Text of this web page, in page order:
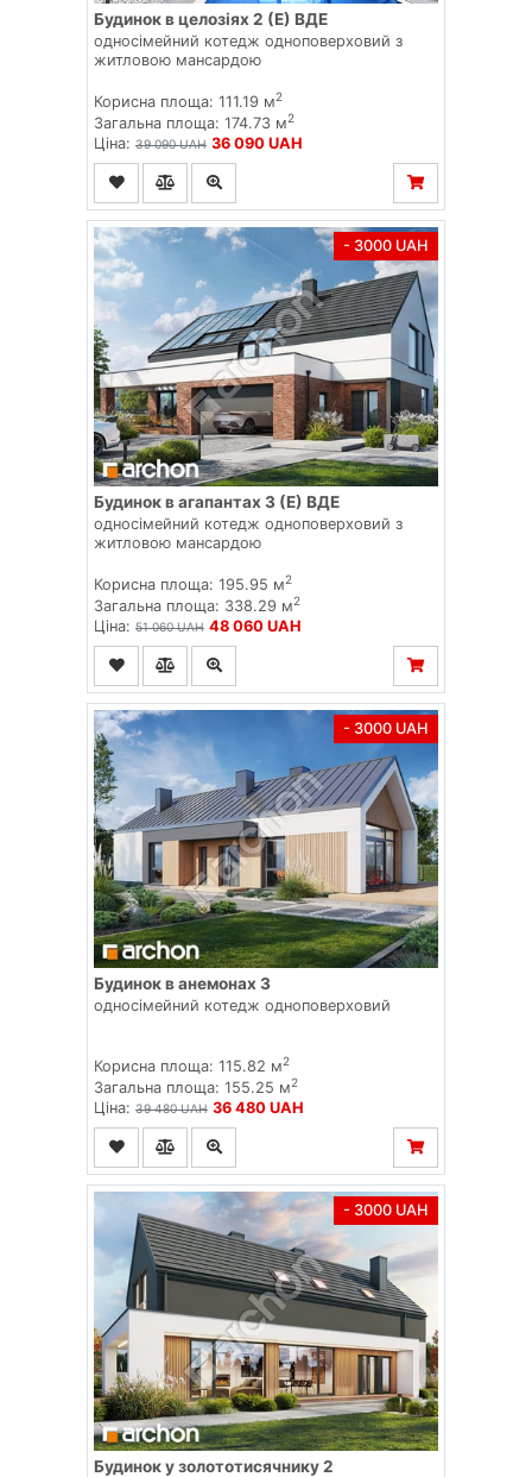
Будинок в целозіях 2 (E) ВДЕ
односімейний котедж одноповерховий з
житловою мансардою
Корисна площа: 111.19 м2
Загальна площа: 174.73 м2
Ціна: 39 090 UAH 36 090 UAH
- 3000 UAH
Будинок в агапантах 3 (E) ВДЕ
односімейний котедж одноповерховий з
житловою мансардою
Корисна площа: 195.95 м2
Загальна площа: 338.29 м2
Ціна: 51 060 UAH 48 060 UAH
- 3000 UAH
Будинок в анемонах 3
односімейний котедж одноповерховий
Корисна площа: 115.82 м2
Загальна площа: 155.25 м2
Ціна: 39 480 UAH 36 480 UAH
- 3000 UAH
Будинок у золототисячнику 2